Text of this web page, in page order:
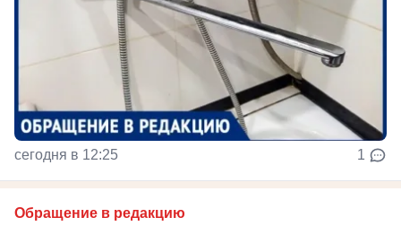
сегодня в 12:25 1
Обращение в редакцию